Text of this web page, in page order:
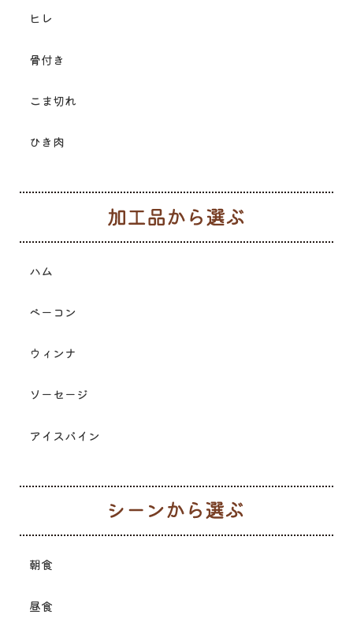
ヒレ
骨付き
こま切れ
ひき肉
ハム
ベーコン
ウィンナ
ソーセージ
アイスバイン
朝食
昼食